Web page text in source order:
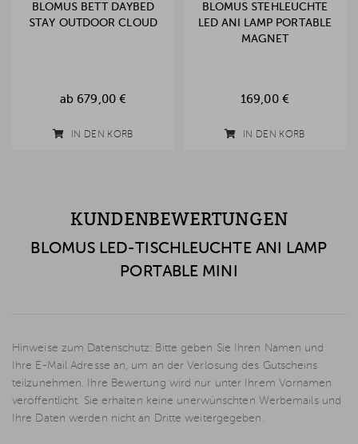
BLOMUS BETT DAYBED
STAY OUTDOOR CLOUD
ab679,00 €
IN DEN KORB
BLOMUS STEHLEUCHTE
LED ANI LAMP PORTABLE
MAGNET
169,00 €
IN DEN KORB
KUNDENBEWERTUNGEN
BLOMUS LED-TISCHLEUCHTE ANI LAMP
PORTABLE MINI
Hinweise zum Datenschutz: Bitte geben Sie Ihren Namen und
Ihre E-Mail Adresse an, um an der Verlosung des Gutscheins
teilzunehmen. Ihre Bewertung wird nur unter Ihrem Vornamen
veröffentlicht. Sie erhalten keine unerwünschten Werbemails und
Ihre Daten werden nicht an Dritte weitergegeben.